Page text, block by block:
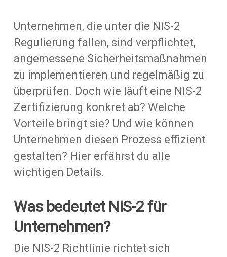
Unternehmen, die unter die NIS-2
Regulierung fallen, sind verpflichtet,
angemessene Sicherheitsmaßnahmen
zu implementieren und regelmäßig zu
überprüfen. Doch wie läuft eine NIS-2
Zertifizierung konkret ab? Welche
Vorteile bringt sie? Und wie können
Unternehmen diesen Prozess effizient
gestalten? Hier erfährst du alle
wichtigen Details.
Was bedeutet NIS-2 für
Unternehmen?
Die NIS-2 Richtlinie richtet sich